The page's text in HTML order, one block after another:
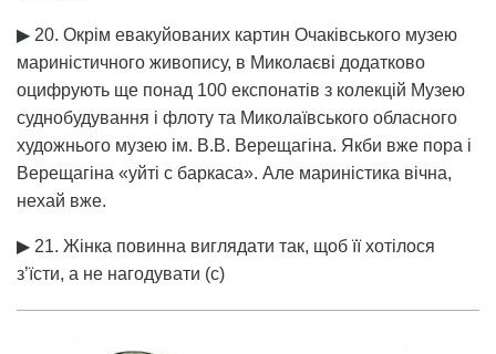
▶ 20. Окрім евакуйованих картин Oчаківського музею
мариністичного живопису, в Миколаєві додатково
оцифрують ще понад 100 експонатів з колекцій Музею
суднобудування і флоту та Миколаївського обласного
художнього музею ім. В.В. Верещагіна. Якби вже пора і
Верещагіна «уйті с баркаса». Але мариністика вічна,
нехай вже.
▶ 21. Жінка повинна виглядати так, щоб її хотілося
з’їсти, а не нагодувати (с)